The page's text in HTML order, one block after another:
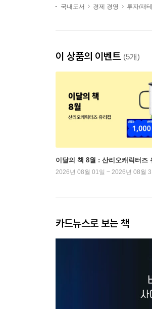
국내도서
경제 경영 투자/재
이 상품의 이벤트 (5개)
이달의 책 8월 : 산리오캐릭터즈
2026년 08월 01일 ~ 2026년 08월
카드뉴스로 보는 책